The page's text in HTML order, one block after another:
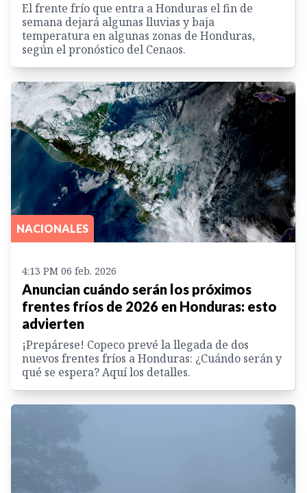
El frente frío que entra a Honduras el fin de
semana dejará algunas lluvias y baja
temperatura en algunas zonas de Honduras,
según el pronóstico del Cenaos.
NACIONALES
4:13 PM 06 feb. 2026
Anuncian cuándo serán los próximos
frentes fríos de 2026 en Honduras: esto
advierten
¡Prepárese! Copeco prevé la llegada de dos
nuevos frentes fríos a Honduras: ¿Cuándo serán y
qué se espera? Aquí los detalles.